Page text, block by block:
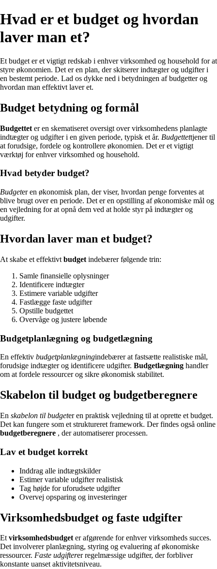
Hvad er et budget og hvordan
laver man et?
Et budget er et vigtigt redskab i enhver virksomhed og household for at
styre økonomien. Det er en plan, der skitserer indtægter og udgifter i
en bestemt periode. Lad os dykke ned i betydningen af budgetter og
hvordan man effektivt laver et.
Budget betydning og formål
Budgettet er en skematiseret oversigt over virksomhedens planlagte
indtægter og udgifter i en given periode, typisk et år. Budgettettjener til
at forudsige, fordele og kontrollere økonomien. Det er et vigtigt
værktøj for enhver virksomhed og household.
Hvad betyder budget?
Budgeter en økonomisk plan, der viser, hvordan penge forventes at
blive brugt over en periode. Det er en opstilling af økonomiske mål og
en vejledning for at opnå dem ved at holde styr på indtægter og
udgifter.
Hvordan laver man et budget?
At skabe et effektivt budget indebærer følgende trin:
Samle finansielle oplysninger
Identificere indtægter
Estimere variable udgifter
Fastlægge faste udgifter
Opstille budgettet
Overvåge og justere løbende
Budgetplanlægning og budgetlægning
En effektiv budgetplanlægningindebærer at fastsætte realistiske mål,
forudsige indtægter og identificere udgifter. Budgetlægning handler
om at fordele ressourcer og sikre økonomisk stabilitet.
Skabelon til budget og budgetberegnere
En skabelon til budgeter en praktisk vejledning til at oprette et budget.
Det kan fungere som et struktureret framework. Der findes også online
budgetberegnere , der automatiserer processen.
Lav et budget korrekt
Inddrag alle indtægtskilder
Estimer variable udgifter realistisk
Tag højde for uforudsete udgifter
Overvej opsparing og investeringer
Virksomhedsbudget og faste udgifter
Etvirksomhedsbudgeter afgørende for enhver virksomheds succes.
Det involverer planlægning, styring og evaluering af økonomiske
ressourcer. Faste udgifterer regelmæssige udgifter, der forbliver
konstante uanset aktivitetsniveau.